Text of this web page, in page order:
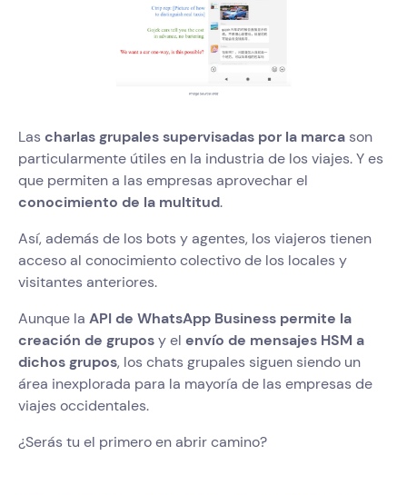
Las charlas grupales supervisadas por la marca son
particularmente útiles en la industria de los viajes. Y es
que permiten a las empresas aprovechar el
conocimiento de la multitud.
Así, además de los bots y agentes, los viajeros tienen
acceso al conocimiento colectivo de los locales y
visitantes anteriores.
Aunque la API de WhatsApp Business permite la
creación de gruposy el envío de mensajes HSM a
dichos grupos, los chats grupales siguen siendo un
área inexplorada para la mayoría de las empresas de
viajes occidentales.
¿Serás tu el primero en abrir camino?